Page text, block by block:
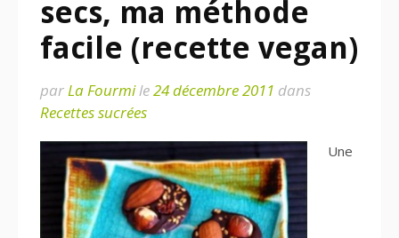
secs, ma méthode
facile (recette vegan)
parLa Fourmile24 décembre 2011 dans
Recettes sucrées
Une